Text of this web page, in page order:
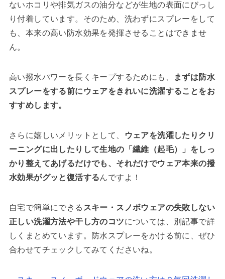
ないホコリや排気ガスの油分などが生地の表面にびっし
り付着しています。そのため、洗わずにスプレーをして
も、本来の高い防水効果を発揮させることはできませ
ん。
高い撥水パワーを長くキープするためにも、
まずは防水
スプレーをする前にウェアをきれいに洗濯することをお
すすめします。
さらに嬉しいメリットとして、
ウェアを洗濯したりクリ
ーニングに出したりして生地の「繊維（起毛）」をしっ
かり整えてあげるだけでも、それだけでウェア本来の撥
水効果がグッと復活するんですよ！
自宅で簡単にできる スキー・スノボウェアの失敗しない
正しい洗濯方法や干し方のコツについては、別記事で詳
しくまとめています。防水スプレーをかける前に、ぜひ
合わせてチェックしてみてくださいね。